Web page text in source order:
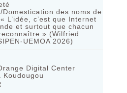
Domestication des noms de
L’idée, c’est que Internet
et surtout que chacun
» (Wilfried
UEMOA 2026)
Digital Center
Koudougou